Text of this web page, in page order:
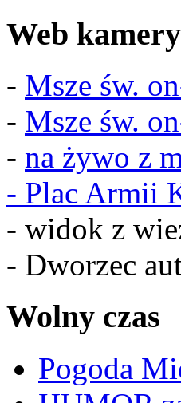
Web
- Msze św.
- Msze św.
- na żywo z
- Plac Armii
- widok z
- Dworzec
Wolny czas
Pogoda